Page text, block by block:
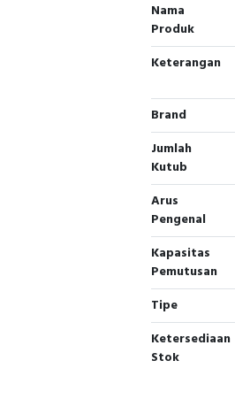
Nama
Produk
Keterangan
Brand
Jumlah
Kutub
Arus
Pengenal
Kapasitas
Pemutusan
Tipe
Ketersediaan
Stok